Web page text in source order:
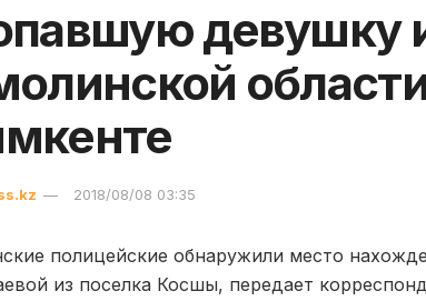
девушку
2018/08/08 03:35
полицейские обнаружили место
из поселка Косшы, передает